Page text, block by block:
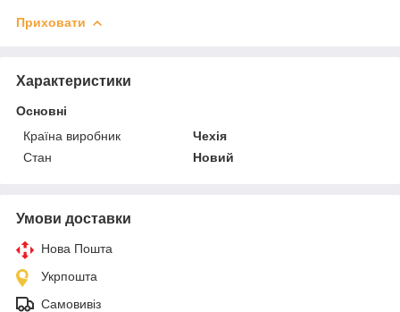
Приховати
Характеристики
Основні
Країна виробник
Чехія
Стан
Новий
Умови доставки
Нова Пошта
Укрпошта
Самовивіз